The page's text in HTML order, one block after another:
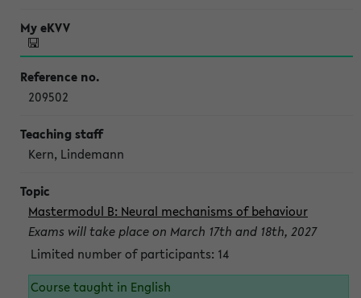
209502
Kern, Lindemann
Mastermodul B: Neural mechanisms of behaviour
Exams will take place on March 17th and 18th, 2027
Limited number of participants: 14
Course taught in English